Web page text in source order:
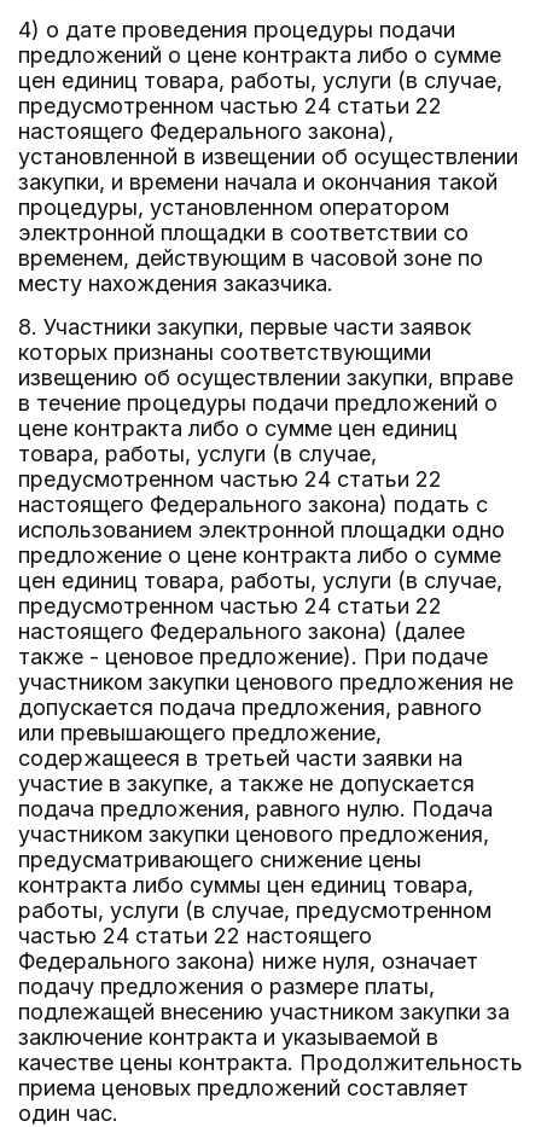
4) о дате проведения процедуры подачи
предложений о цене контракта либо о сумме
цен единиц товара, работы, услуги (в случае,
предусмотренном частью 24 статьи 22
настоящего Федерального закона),
установленной в извещении об осуществлении
закупки, и времени начала и окончания такой
процедуры, установленном оператором
электронной площадки в соответствии со
временем, действующим в часовой зоне по
месту нахождения заказчика.
8. Участники закупки, первые части заявок
которых признаны соответствующими
извещению об осуществлении закупки, вправе
в течение процедуры подачи предложений о
цене контракта либо о сумме цен единиц
товара, работы, услуги (в случае,
предусмотренном частью 24 статьи 22
настоящего Федерального закона) подать с
использованием электронной площадки одно
предложение о цене контракта либо о сумме
цен единиц товара, работы, услуги (в случае,
предусмотренном частью 24 статьи 22
настоящего Федерального закона) (далее
также - ценовое предложение). При подаче
участником закупки ценового предложения не
допускается подача предложения, равного
или превышающего предложение,
содержащееся в третьей части заявки на
участие в закупке, а также не допускается
подача предложения, равного нулю. Подача
участником закупки ценового предложения,
предусматривающего снижение цены
контракта либо суммы цен единиц товара,
работы, услуги (в случае, предусмотренном
частью 24 статьи 22 настоящего
Федерального закона) ниже нуля, означает
подачу предложения о размере платы,
подлежащей внесению участником закупки за
заключение контракта и указываемой в
качестве цены контракта. Продолжительность
приема ценовых предложений составляет
один час.